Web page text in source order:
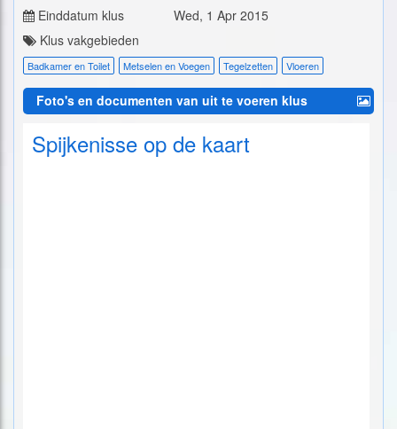
Einddatum klus
Wed, 1 Apr 2015
Klus vakgebieden
Badkamer en Toilet Metselen en Voegen Tegelzetten Vloeren
Foto's en documenten van uit te voeren klus
Spijkenisse op de kaart